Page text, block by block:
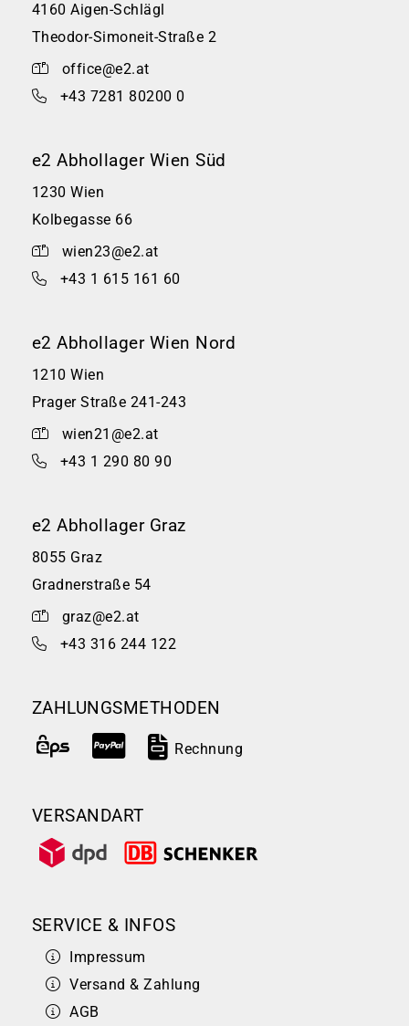
4160 Aigen-Schlägl
Theodor-Simoneit-Straße 2
office@e2.at
+43 7281 80200 0
e2 Abhollager Wien Süd
1230 Wien
Kolbegasse 66
wien23@e2.at
+43 1 615 161 60
e2 Abhollager Wien Nord
1210 Wien
Prager Straße 241-243
wien21@e2.at
+43 1 290 80 90
e2 Abhollager Graz
8055 Graz
Gradnerstraße 54
graz@e2.at
+43 316 244 122
ZAHLUNGSMETHODEN
Rechnung
VERSANDART
SERVICE & INFOS
Impressum
Versand & Zahlung
AGB